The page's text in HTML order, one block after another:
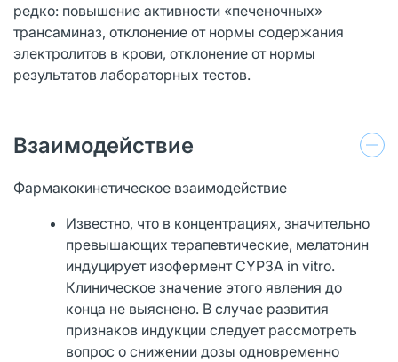
редко: повышение активности «печеночных»
трансаминаз, отклонение от нормы содержания
электролитов в крови, отклонение от нормы
результатов лабораторных тестов.
Взаимодействие
Фармакокинетическое взаимодействие
Известно, что в концентрациях, значительно
превышающих терапевтические, мелатонин
индуцирует изофермент CYP3A in vitro.
Клиническое значение этого явления до
конца не выяснено. В случае развития
признаков индукции следует рассмотреть
вопрос о снижении дозы одновременно